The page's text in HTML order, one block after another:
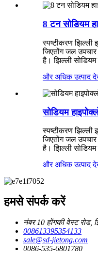
8 टन सोडियम
स्पष्टीकरण झिल्ली
जिएतोंग जल उपचार
है। झिल्ली सोडियम
और अधिक उत्पाद
सोडियम
स्पष्टीकरण झिल्ली
जिएतोंग जल उपचार
है। झिल्ली सोडियम
और अधिक उत्पाद
हमसे संपर्क करें
नंबर 10 होंगकी वेस्ट रोड,
008613395354133
sale@sd-jietong.com
0086-535-6801780